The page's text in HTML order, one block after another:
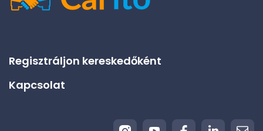
Regisztráljon kereskedőként
Kapcsolat